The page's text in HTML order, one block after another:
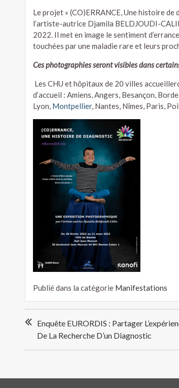
Le projet « (CO)ERRANCE, Une histoire
l’artiste-autrice Djamila BELDJOUDI-
2022. Il met en image le sentiment
touchées par une maladie rare et leurs
Ces photographies seront visibles dans
Les CHU et hôpitaux de 20 villes
d’accueil : Amiens, Angers, Besançon,
Lyon, Montpellier , Nantes, Nîmes, Paris,
Publié dans la catégorie Manifestations
Navigation
de
l’article
Enquête EURORDIS : Partager
De La Recherche D’un Diagnostic